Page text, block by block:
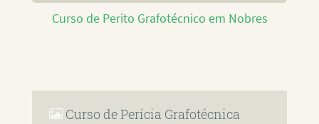
Curso de Perito Grafotécnico em Nobres
Curso de Perícia Grafotécnica